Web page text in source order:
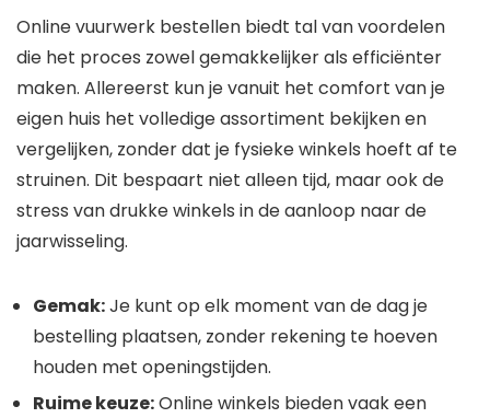
Online vuurwerk bestellen biedt tal van voordelen
die het proces zowel gemakkelijker als efficiënter
maken. Allereerst kun je vanuit het comfort van je
eigen huis het volledige assortiment bekijken en
vergelijken, zonder dat je fysieke winkels hoeft af te
struinen. Dit bespaart niet alleen tijd, maar ook de
stress van drukke winkels in de aanloop naar de
jaarwisseling.
Gemak:Je kunt op elk moment van de dag je
bestelling plaatsen, zonder rekening te hoeven
houden met openingstijden.
Ruime keuze:Online winkels bieden vaak een